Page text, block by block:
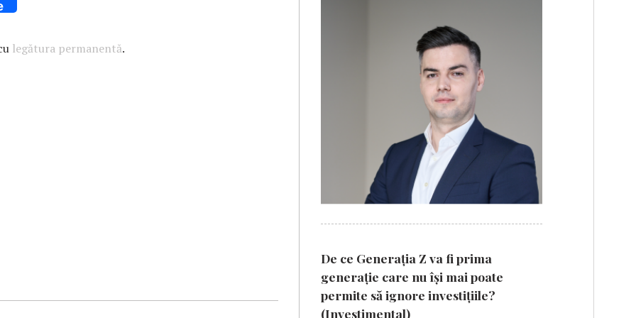
legătura permanentă.
De ce Generația Z va fi prima
generație care nu își mai poate
permite să ignore investițiile?
(Investimental)